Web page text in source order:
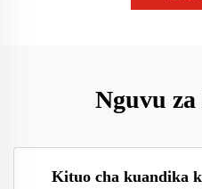
Nguvu
Kituo cha kuandika